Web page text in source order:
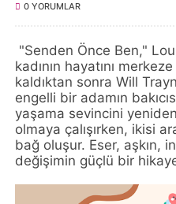
0 YORUMLAR
"Senden Önce Ben,"
kadının hayatını
kaldıktan sonra Will
engelli bir adamın
yaşama sevincini
olmaya çalışırken, ikisi
bağ oluşur. Eser, aşkın,
değişimin güçlü bir